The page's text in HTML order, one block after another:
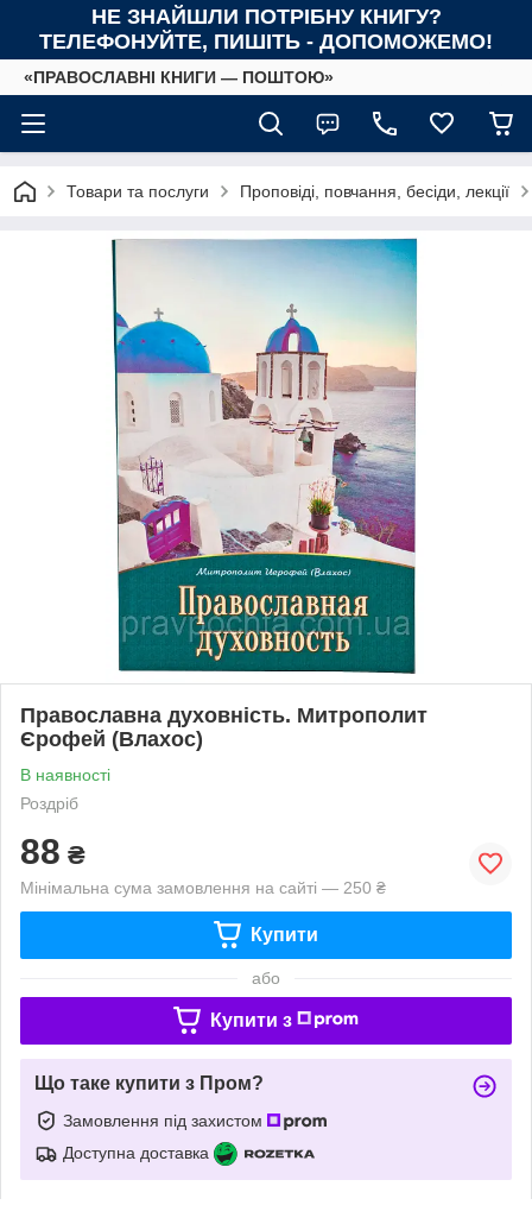
НЕ ЗНАЙШЛИ ПОТРІБНУ КНИГУ?
ТЕЛЕФОНУЙТЕ, ПИШІТЬ - ДОПОМОЖЕМО!
«ПРАВОСЛАВНІ КНИГИ — ПОШТОЮ»
Товари та послуги Проповіді, повчання, бесіди, лекції
Православна духовність. Митрополит
Єрофей (Влахос)
В наявності
Роздріб
88 ₴
Мінімальна сума замовлення на сайті — 250 ₴
Купити
або
Купити з
Що таке купити з Пром?
Замовлення під захистом
Доступна доставка